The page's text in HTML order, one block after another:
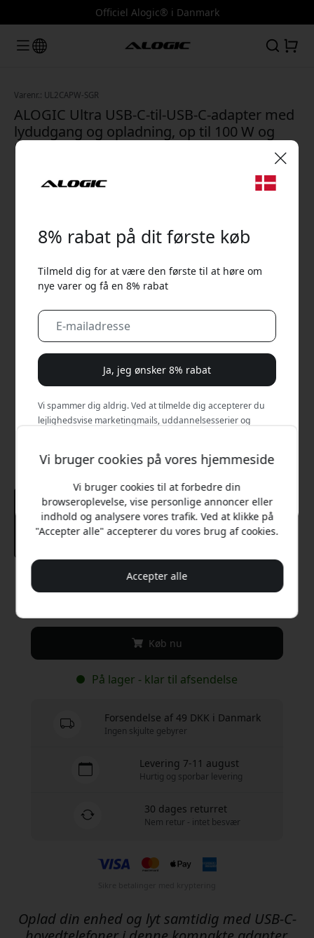
Officiel Alogic® i Danmark
Varenr.: UL2CAPW-SGR
ALOGIC Ultra USB-C-til-USB-C-adapter med
lydudgang og opladning, op til 100 W og
Power Delivery 3.0 - Rumgrå
Anbefalet pris
Køb nu
På lager - klar til afsendelse
Forsendelse af 49 DKK i Danmark
Ingen skjulte gebyrer
Levering 7-11 august
Hurtig og sporbar levering
30 dages returret
Nem retur - intet besvær
Oplad din enhed og lyt samtidig med USB-C-
Vi bruger cookies på vores hjemmeside
Vi bruger cookies til at forbedre din
browseroplevelse, vise personlige annoncer eller
indhold og analysere vores trafik. Ved at klikke på
"Accepter alle" accepterer du vores brug af cookies.
Accepter alle
8% rabat på dit første køb
Tilmeld dig for at være den første til at høre om
nye varer og få en 8% rabat
Ja, jeg ønsker 8% rabat
Vi spammer dig aldrig. Ved at tilmelde dig accepterer du
lejlighedsvise marketingmails, uddannelsesserier og
Nej, jeg vil hellere betale fuld pris.
🎉 Din rabatkode: